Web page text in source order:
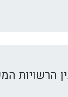
הרשויות